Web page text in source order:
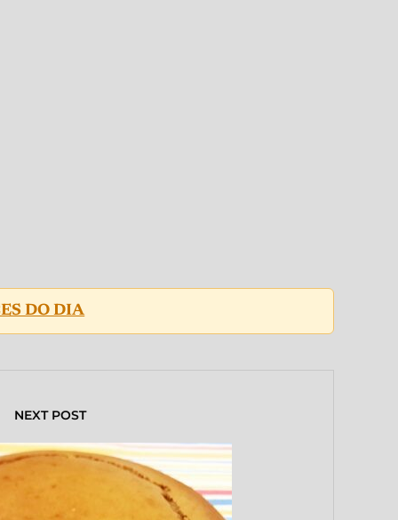
DO DIA
NEXT POST